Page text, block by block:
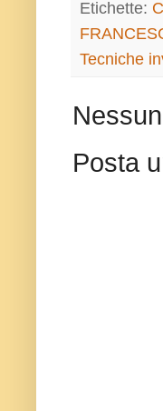
Etichette:
Tecniche
Posta